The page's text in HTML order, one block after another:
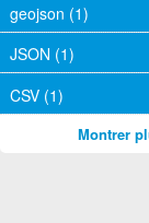
geojson (1)
JSON (1)
CSV (1)
Montrer